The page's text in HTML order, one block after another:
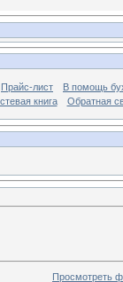
Прайс-лист
В помощь
книга
Обратная
Просмотреть